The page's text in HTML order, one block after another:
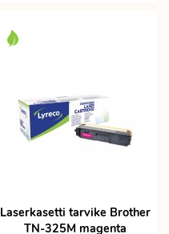
Laserkasetti tarvike Brother
TN-325M magenta